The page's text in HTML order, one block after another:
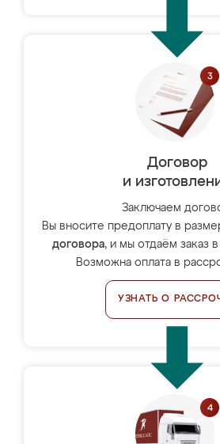
Договор
и
Заключаем
Вы вносите предоплату в
договора, и мы отдаём заказ
Возможна оплата в
УЗНАТЬ О